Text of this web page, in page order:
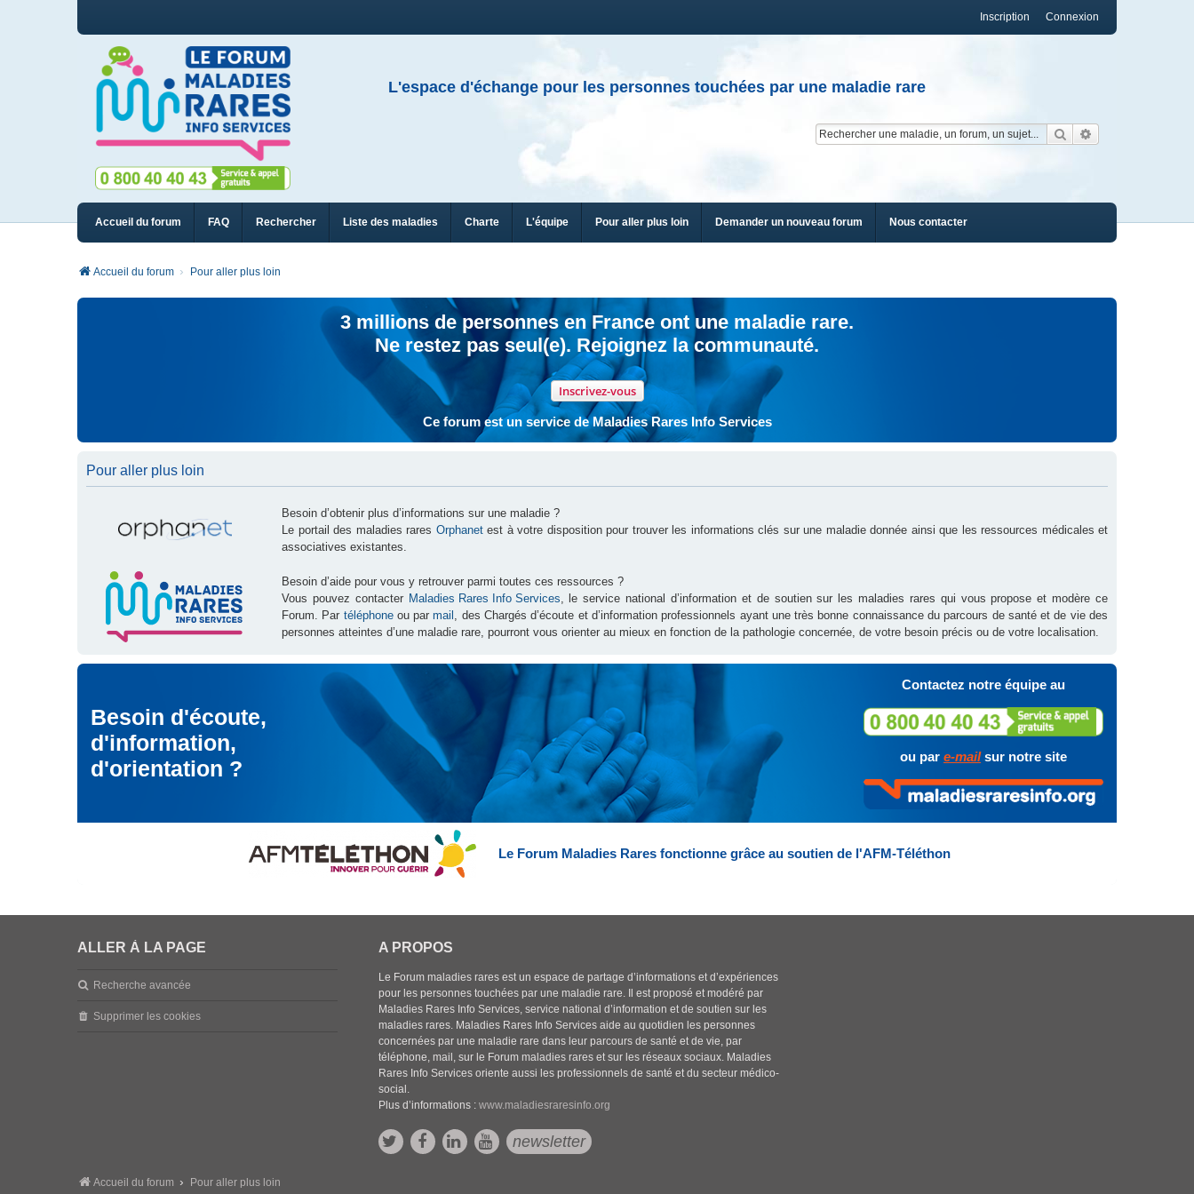
Connexion
Inscription
L'espace d'échange pour les personnes touchées par une maladie rare
Rechercher
Accueil du forum FAQ Rechercher Liste des maladies Charte L'équipe Pour aller plus loin Demander un nouveau forum Nous contacter
Accueil du forum Pour aller plus loin
3 millions de personnes en France ont une maladie rare.
Ne restez pas seul(e). Rejoignez la communauté.
Inscrivez-vous
Ce forum est un service de Maladies Rares Info Services
Pour aller plus loin
Besoin d’obtenir plus d’informations sur une maladie ?
Le portail des maladies rares Orphanetest à votre disposition pour trouver les informations clés sur une maladie donnée ainsi que les ressources médicales et
associatives existantes.
Besoin d’aide pour vous y retrouver parmi toutes ces ressources ?
Vous pouvez contacter Maladies Rares Info Services, le service national d’information et de soutien sur les maladies rares qui vous propose et modère ce
Forum. Par téléphoneou parmail , des Chargés d’écoute et d’information professionnels ayant une très bonne connaissance du parcours de santé et de vie des
personnes atteintes d’une maladie rare, pourront vous orienter au mieux en fonction de la pathologie concernée, de votre besoin précis ou de votre localisation.
Besoin d'écoute,
d'information,
d'orientation ?
Contactez notre équipe au
ou par e-mailsur notre site
Le Forum Maladies Rares fonctionne grâce au soutien de l'AFM-Téléthon
ALLER À LA PAGE
Recherche avancée
Supprimer les cookies
A PROPOS
Le Forum maladies rares est un espace de partage d’informations et d’expériences
pour les personnes touchées par une maladie rare. Il est proposé et modéré par
Maladies Rares Info Services, service national d’information et de soutien sur les
maladies rares. Maladies Rares Info Services aide au quotidien les personnes
concernées par une maladie rare dans leur parcours de santé et de vie, par
téléphone, mail, sur le Forum maladies rares et sur les réseaux sociaux. Maladies
Rares Info Services oriente aussi les professionnels de santé et du secteur médico-
social.
Plus d’informations :www.maladiesraresinfo.org
newsletter
Accueil du forum Pour aller plus loin